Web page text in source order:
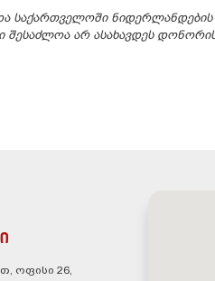
საქართველოში ნიდერლანდების
შესაძლოა არ ასახავდეს
ოფისი 26,